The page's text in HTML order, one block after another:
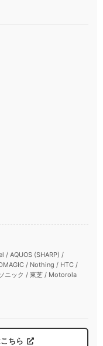
/ AQUOS (SHARP) /
/ Nothing / HTC /
ニック / 東芝 / Motorola
ちら